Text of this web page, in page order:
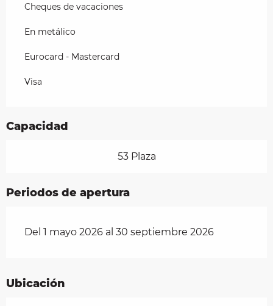
Cheques de vacaciones
En metálico
Eurocard - Mastercard
Visa
Capacidad
53 Plaza
Periodos de apertura
Del 1 mayo 2026 al 30 septiembre 2026
Ubicación